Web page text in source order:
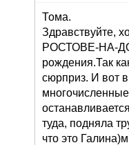
Тома.
Здравствуйте,
РОСТОВЕ-НА-
рождения.Так
сюрприз. И вот
туда, подняла
что это